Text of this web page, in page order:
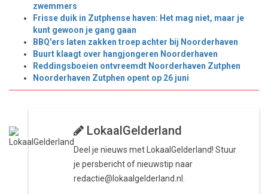
zwemmers
Frisse duik in Zutphense haven: Het mag niet, maar je
kunt gewoon je gang gaan
BBQ'ers laten zakken troep achter bij Noorderhaven
Buurt klaagt over hangjongeren Noorderhaven
Reddingsboeien ontvreemdt Noorderhaven Zutphen
Noorderhaven Zutphen opent op 26 juni
LokaalGelderland
Deel je nieuws met LokaalGelderland! Stuur
je persbericht of nieuwstip naar
redactie@lokaalgelderland.nl.